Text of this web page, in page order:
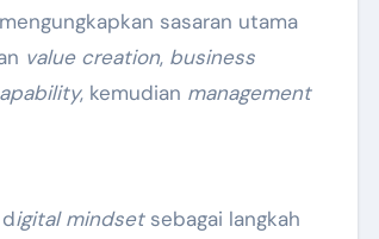
sasaran utama
value creation, business
, kemudian management
igital mindsetsebagai langkah